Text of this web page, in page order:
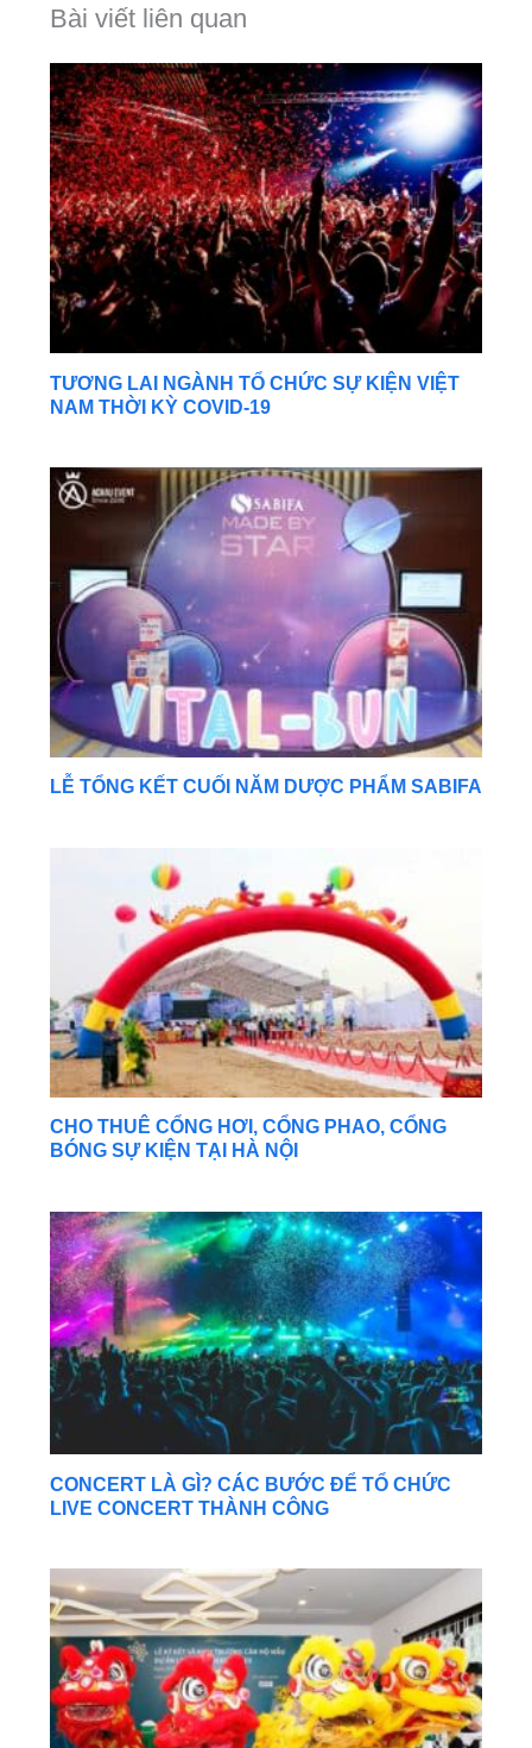
Bài viết liên quan
TƯƠNG LAI NGÀNH TỔ CHỨC SỰ KIỆN VIỆT
NAM THỜI KỲ COVID-19
LỄ TỔNG KẾT CUỐI NĂM DƯỢC PHẨM SABIFA
CHO THUÊ CỔNG HƠI, CỔNG PHAO, CỔNG
BÓNG SỰ KIỆN TẠI HÀ NỘI
CONCERT LÀ GÌ? CÁC BƯỚC ĐỂ TỔ CHỨC
LIVE CONCERT THÀNH CÔNG